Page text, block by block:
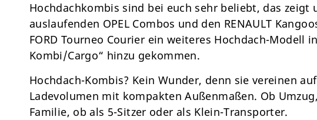
Hochdachkombis sind bei euch sehr beliebt, das
auslaufenden OPEL Combos und den RENAULT
FORD Tourneo Courier ein weiteres Hochdach-Modell
Kombi/Cargo“ hinzu gekommen.
Hochdach-Kombis? Kein Wunder, denn sie vereinen
Ladevolumen mit kompakten Außenmaßen. Ob
Familie, ob als 5-Sitzer oder als Klein-Transporter.